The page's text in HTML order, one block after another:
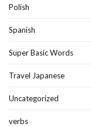
Polish
Spanish
Super Basic Words
Travel Japanese
Uncategorized
verbs